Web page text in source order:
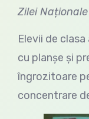
Zilei
Elevii de
cu planșe și
îngrozitoare
concentrare